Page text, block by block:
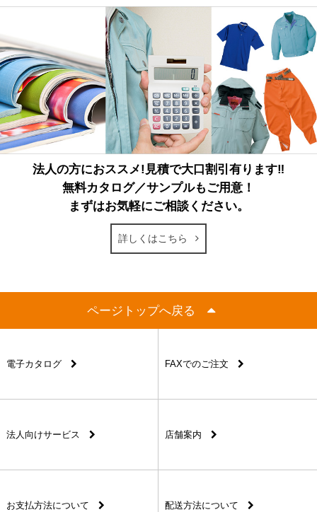
法人の方におススメ!見積で大口割引有ります‼
無料カタログ／サンプルもご用意！
まずはお気軽にご相談ください。
詳しくはこちら
ページトップへ戻る
電子カタログ FAXでのご注文
法人向けサービス 店舗案内
お支払方法について 配送方法について